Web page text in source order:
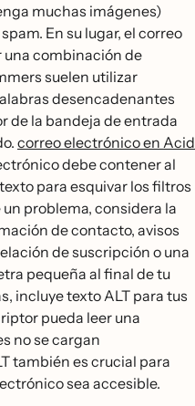
muchas imágenes)
En su lugar, el correo
combinación de
suelen utilizar
desencadenantes
de la bandeja de entrada
correo electrónico en Acid
debe contener al
para esquivar los filtros
problema, considera la
de contacto, avisos
de suscripción o una
pequeña al final de tu
incluye texto ALT para tus
pueda leer una
no se cargan
también es crucial para
sea accesible.